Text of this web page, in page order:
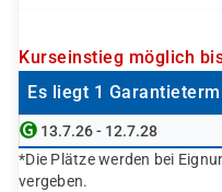
Kurseinstieg möglich
Es liegt 1
13.7.26 - 12.7.28
*Die Plätze werden bei
vergeben.